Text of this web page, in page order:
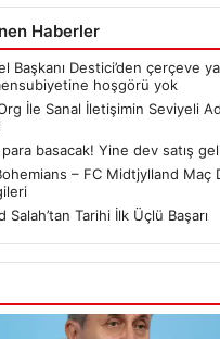
Haberler
Başkanı Destici’den çerçeve
hoşgörü yok
İle Sanal İletişimin Seviyeli
basacak! Yine dev satış
– FC Midtjylland Maç
Salah’tan Tarihi İlk Üçlü Başarı